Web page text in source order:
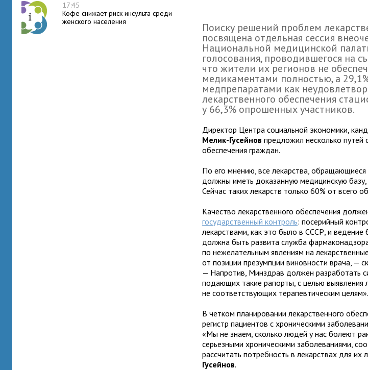
17:45
Кофе снижает риск инсульта среди
женского населения
Поиску решений проблем
посвящена отдельная сессия
Национальной медицинской
голосования, проводившегося на
что жители их регионов не
медикаментами полностью, а
медпрепаратами как
лекарственного обеспечения
у 66,3% опрошенных участников.
Директор Центра социальной экономики,
Мелик-Гусейнов предложил несколько путей
обеспечения граждан.
По его мнению, все лекарства,
должны иметь доказанную медицинскую
Сейчас таких лекарств только 60% от всего
Качество лекарственного обеспечения
государственный контроль: посерийный
лекарствами, как это было в СССР, и
должна быть развита служба
по нежелательным явлениям на
от позиции презумпции виновности врача, —
— Напротив, Минздрав должен разработать
подающих такие рапорты, с целью выявления
не соответствующих терапевтическим целям».
В четком планировании лекарственного
регистр пациентов с хроническими
«Мы не знаем, сколько людей у нас болеют
серьезными хроническими заболеваниями,
рассчитать потребность в лекарствах для их
Гусейнов.